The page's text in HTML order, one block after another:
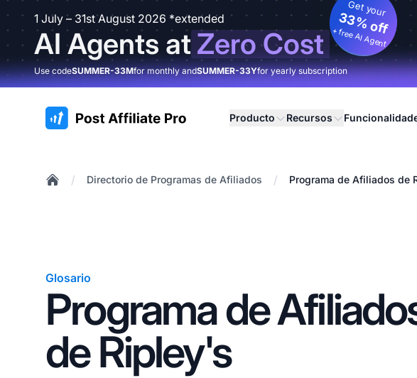
1 July – 31st August 2026 *extended
AI Agents atZero Cost
Get your
33% off
+ free AI Agent
Use codeSUMMER-33Mfor monthly andSUMMER-33Yfor yearly subscription
:site.title Producto Recursos
/ Directorio de Programas de Afiliados / Programa de Afiliados de
Glosario
Programa de
de Ripley's